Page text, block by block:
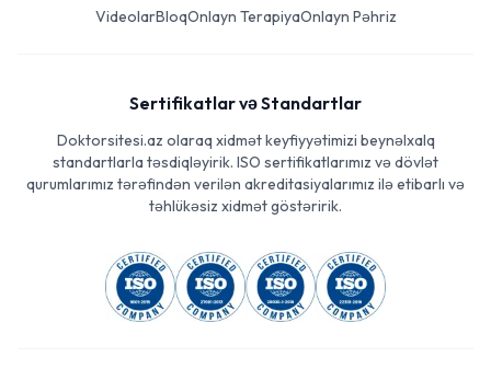
VideolarBloqOnlayn TerapiyaOnlayn Pəhriz
Sertifikatlar və Standartlar
Doktorsitesi.az olaraq xidmət keyfiyyətimizi beynəlxalq
standartlarla təsdiqləyirik. ISO sertifikatlarımız və dövlət
qurumlarımız tərəfindən verilən akreditasiyalarımız ilə etibarlı və
təhlükəsiz xidmət göstəririk.